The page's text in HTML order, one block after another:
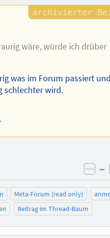
wäre, würde ich drüber
was im Forum passiert
schlechter wird.
–
Meta-Forum (read only)
Beitrag im Thread-Baum